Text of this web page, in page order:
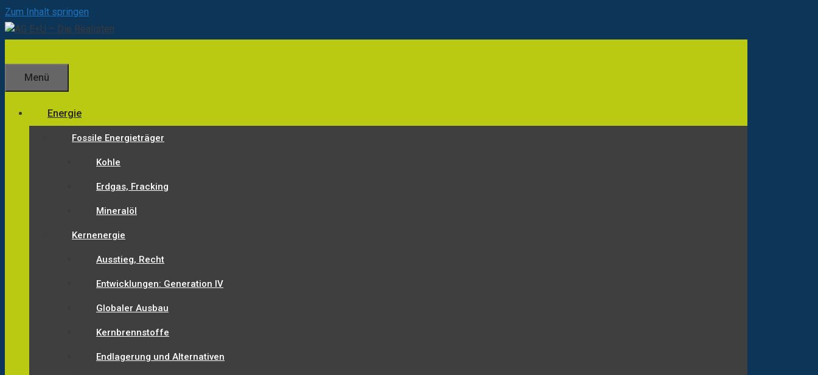
Zum Inhalt springen
Menü
Energie
Fossile Energieträger
Kohle
Erdgas, Fracking
Mineralöl
Kernenergie
Ausstieg, Recht
Entwicklungen: Generation IV
Globaler Ausbau
Kernbrennstoffe
Endlagerung und Alternativen